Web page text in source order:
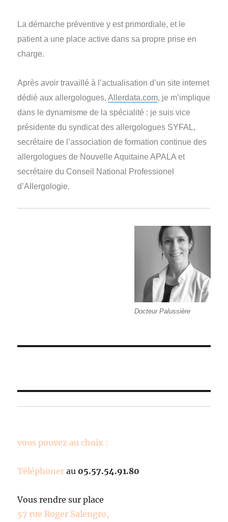
La démarche préventive y est primordiale, et le
patient a une place active dans sa propre prise en
charge.
Après avoir travaillé à l’actualisation d’un site internet
dédié aux allergologues,Allerdata.com, je m’implique
dans le dynamisme de la spécialité : je suis vice
présidente du syndicat des allergologues SYFAL,
secrétaire de l’association de formation continue des
allergologues de Nouvelle Aquitaine APALA et
secrétaire du Conseil National Professionel
d’Allergologie.
Docteur Palussière
vous pouvez au choix :
Téléphoner au 05.57.54.91.80
Vous rendre sur place
57 rue Roger Salengro,